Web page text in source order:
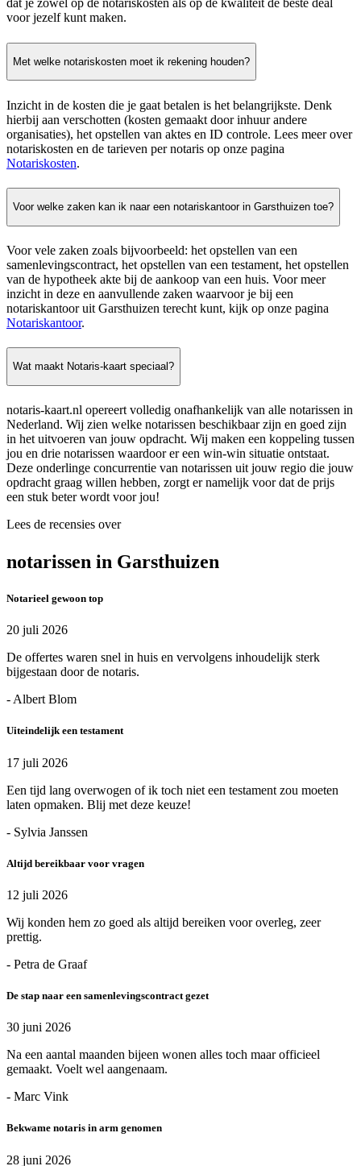
dat je zowel op de notariskosten als op de kwaliteit de beste deal
voor jezelf kunt maken.
Met welke notariskosten moet ik rekening houden?
Inzicht in de kosten die je gaat betalen is het belangrijkste. Denk
hierbij aan verschotten (kosten gemaakt door inhuur andere
organisaties), het opstellen van aktes en ID controle. Lees meer over
notariskosten en de tarieven per notaris op onze pagina
Notariskosten.
Voor welke zaken kan ik naar een notariskantoor in Garsthuizen toe?
Voor vele zaken zoals bijvoorbeeld: het opstellen van een
samenlevingscontract, het opstellen van een testament, het opstellen
van de hypotheek akte bij de aankoop van een huis. Voor meer
inzicht in deze en aanvullende zaken waarvoor je bij een
notariskantoor uit Garsthuizen terecht kunt, kijk op onze pagina
Notariskantoor.
Wat maakt Notaris-kaart speciaal?
notaris-kaart.nl opereert volledig onafhankelijk van alle notarissen in
Nederland. Wij zien welke notarissen beschikbaar zijn en goed zijn
in het uitvoeren van jouw opdracht. Wij maken een koppeling tussen
jou en drie notarissen waardoor er een win-win situatie ontstaat.
Deze onderlinge concurrentie van notarissen uit jouw regio die jouw
opdracht graag willen hebben, zorgt er namelijk voor dat de prijs
een stuk beter wordt voor jou!
Lees de recensies over
notarissen in Garsthuizen
Notarieel gewoon top
20 juli 2026
De offertes waren snel in huis en vervolgens inhoudelijk sterk
bijgestaan door de notaris.
- Albert Blom
Uiteindelijk een testament
17 juli 2026
Een tijd lang overwogen of ik toch niet een testament zou moeten
laten opmaken. Blij met deze keuze!
- Sylvia Janssen
Altijd bereikbaar voor vragen
12 juli 2026
Wij konden hem zo goed als altijd bereiken voor overleg, zeer
prettig.
- Petra de Graaf
De stap naar een samenlevingscontract gezet
30 juni 2026
Na een aantal maanden bijeen wonen alles toch maar officieel
gemaakt. Voelt wel aangenaam.
- Marc Vink
Bekwame notaris in arm genomen
28 juni 2026